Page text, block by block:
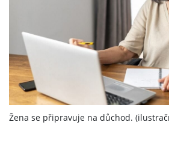
Žena se připravuje na důchod.